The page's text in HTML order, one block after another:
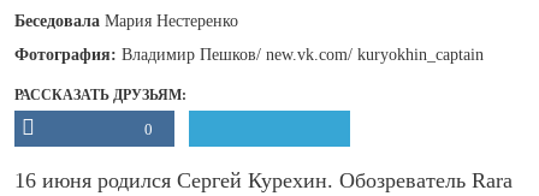
Беседовала Мария Нестеренко
Фотография: Владимир Пешков/ new.vk.com/ kuryokhin_captain
РАССКАЗАТЬ ДРУЗЬЯМ:
0
16 июня родился Сергей Курехин. Обозреватель Rara